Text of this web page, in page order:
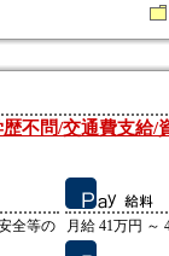
不問/交通費支給/
全等の
月給 41万円 ～